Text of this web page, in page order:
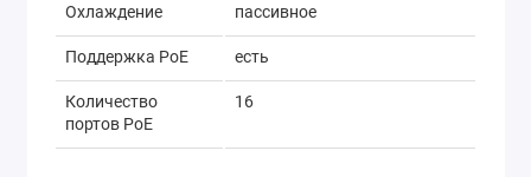
Охлаждение пассивное
Поддержка PoE есть
Количество
портов PoE
16